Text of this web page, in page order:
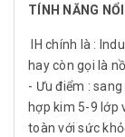
TÍNH NĂNG
IH chính là :
hay còn gọi là
- Ưu điểm :
hợp kim 5-9 lớp
toàn với sức